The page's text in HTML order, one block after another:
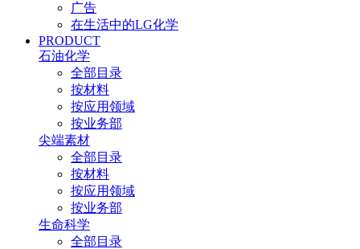
广告
在生活中的LG化学
PRODUCT
石油化学
全部目录
按材料
按应用领域
按业务部
尖端素材
全部目录
按材料
按应用领域
按业务部
生命科学
全部目录